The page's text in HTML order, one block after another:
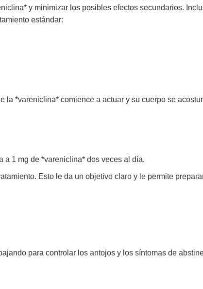
y minimizar los posibles efectos secundarios.
estándar:
*vareniclina* comience a actuar y su cuerpo se
a 1 mg de *vareniclina* dos veces al día.
Esto le da un objetivo claro y le permite
para controlar los antojos y los síntomas de